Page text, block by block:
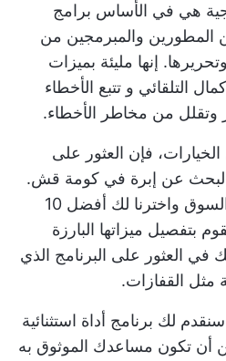
هي في الأساس برامج
المطورين والمبرمجين من
إنها مليئة بميزات
التلقائي و تتبع الأخطاء
وتقلل من مخاطر الأخطاء.
فإن العثور على
كالبحث عن إبرة في كومة قش.
لهذا السبب بحثنا لك في السوق واخترنا لك أفضل 10
بتفصيل ميزاتها البارزة
في العثور على البرنامج الذي
مثل القفازات.
سنقدم لك برنامج أداة استثنائية
أن تكون مساعدك الموثوق به